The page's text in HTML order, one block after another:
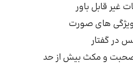
غیر قابل باور
ویژگی های صورت
در گفتار
و مکث بیش از حد